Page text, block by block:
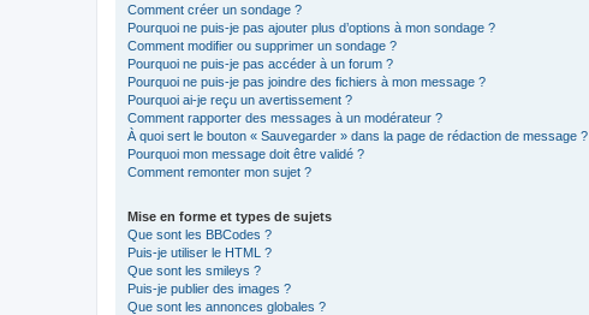
Comment créer un sondage ?
Pourquoi ne puis-je pas ajouter plus d’options à mon sondage ?
Comment modifier ou supprimer un sondage ?
Pourquoi ne puis-je pas accéder à un forum ?
Pourquoi ne puis-je pas joindre des fichiers à mon message ?
Pourquoi ai-je reçu un avertissement ?
Comment rapporter des messages à un modérateur ?
À quoi sert le bouton « Sauvegarder » dans la page de rédaction de message ?
Pourquoi mon message doit être validé ?
Comment remonter mon sujet ?
Mise en forme et types de sujets
Que sont les BBCodes ?
Puis-je utiliser le HTML ?
Que sont les smileys ?
Puis-je publier des images ?
Que sont les annonces globales ?